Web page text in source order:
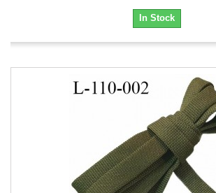
In Stock